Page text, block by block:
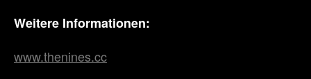
Weitere Informationen:
www.thenines.cc